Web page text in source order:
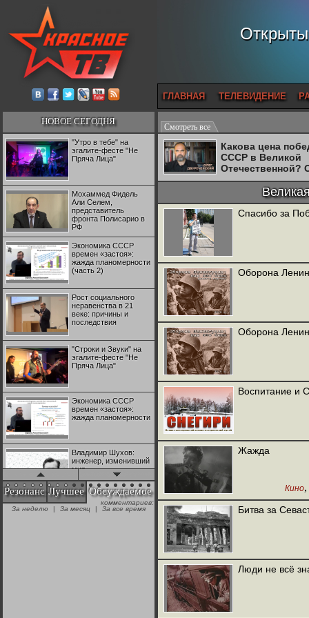
ГЛАВНАЯ ТЕЛЕВИДЕНИЕ
НОВОЕ СЕГОДНЯ
"Утро в тебе" на
эгалите-фесте "Не
Пряча Лица"
Мохаммед Фидель
Али Селем,
представитель
фронта Полисарио в
РФ
Экономика СССР
времен «застоя»:
жажда планомерности
(часть 2)
Рост социального
неравенства в 21
веке: причины и
последствия
"Строки и Звуки" на
эгалите-фесте "Не
Пряча Лица"
Экономика СССР
времен «застоя»:
жажда планомерности
Владимир Шухов:
инженер, изменивший
мир
"Аркадий Коц" на
эгалите-фесте "Не
Резонанс Лучшее Обсуждаемое
комментариев:
За неделю
| За месяц | За все время
Смотреть все
Какова цена
СССР в Великой
Отечественной?
Двуреченский о
потерянной
Спасибо за
Оборона
Оборона
Воспитание и
Жажда
Кино,
Битва за
Люди не всё